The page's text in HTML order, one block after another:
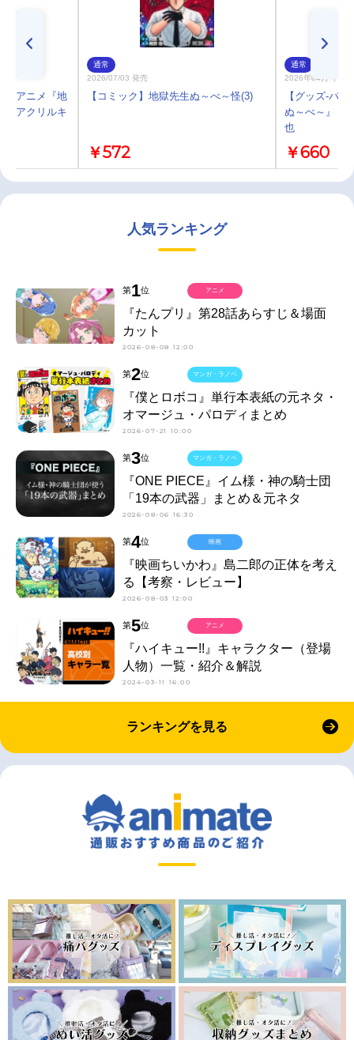
新アニメ『地
娘アクリルキ
通常
2026/07/03 発売
【コミック】地獄先生ぬ～べ～怪(3)
￥572
通常
2026年04月 下旬
【グッズ-バ
ぬ～べ～』 ぺ
也
￥660
人気ランキング
第1位
『たんプリ』第28話あらすじ＆場面
カット
2026-08-08 12:00
アニメ
第2位
『僕とロボコ』単行本表紙の元ネタ・
オマージュ・パロディまとめ
2026-07-21 10:00
マンガ・ラノベ
第3位
『ONE PIECE』イム様・神の騎士団
「19本の武器」まとめ＆元ネタ
2026-08-06 16:30
マンガ・ラノベ
第4位
『映画ちいかわ』島二郎の正体を考え
る【考察・レビュー】
2026-08-03 12:00
映画
第5位
『ハイキュー!!』キャラクター（登場
人物）一覧・紹介＆解説
2024-03-11 16:00
アニメ
ランキングを見る